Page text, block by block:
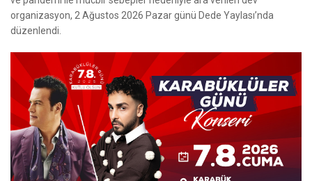
organizasyon, 2 Ağustos 2026 Pazar günü Dede Yaylası’nda
düzenlendi.